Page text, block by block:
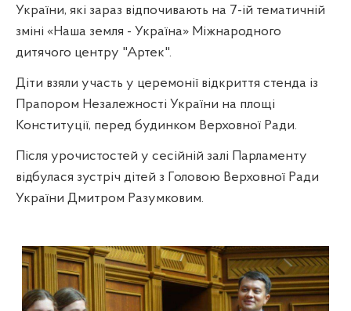
України, які зараз відпочивають на 7-ій тематичній
зміні «Наша земля - Україна» Міжнародного
дитячого центру "Артек".
Діти взяли участь у церемонії відкриття стенда із
Прапором Незалежності України на площі
Конституції, перед будинком Верховної Ради.
Після урочистостей у сесійній залі Парламенту
відбулася зустріч дітей з Головою Верховної Ради
України Дмитром Разумковим.